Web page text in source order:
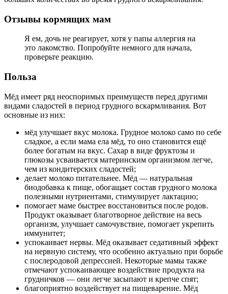
Отзывы кормящих мам
Я ем, дочь не реагирует, хотя у папы аллергия на
это лакомство. Попробуйте немного для начала,
проверьте реакцию.
Польза
Мёд имеет ряд неоспоримых преимуществ перед другими
видами сладостей в период грудного вскармливания. Вот
основные из них:
мёд улучшает вкус молока. Грудное молоко само по себе
сладкое, а если мама ела мёд, то оно становится ещё
более богатым на вкус. Сахар в виде фруктозы и
глюкозы усваивается материнским организмом легче,
чем из кондитерских сладостей;
делает молоко питательнее. Мёд — натуральная
биодобавка к пище, обогащает состав грудного молока
полезными нутриентами, стимулирует лактацию;
помогает маме быстрее восстановиться после родов.
Продукт оказывает благотворное действие на весь
организм, улучшает самочувствие, помогает укрепить
иммунитет;
успокаивает нервы. Мёд оказывает седативный эффект
на нервную систему, что особенно актуально при борьбе
с послеродовой депрессией. Некоторые мамы также
отмечают успокаивающее воздействие продукта на
грудничков — они легче засыпают и крепче спят;
благоприятно воздействует на пищеварение. Мёд